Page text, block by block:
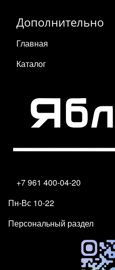
Дополнительно
Главная
Каталог
+7 961 400-04-20
Пн-Вс 10-22
Персональный раздел